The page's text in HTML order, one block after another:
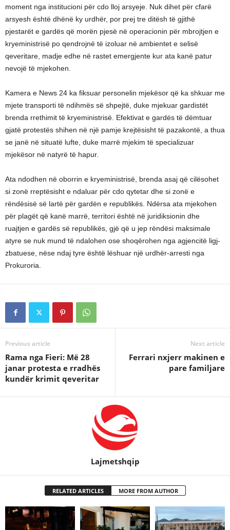
moment nga institucioni për cdo lloj arsyeje. Nuk dihet për cfarë
arsyesh është dhënë ky urdhër, por prej tre ditësh të gjithë
pjestarët e gardës që morën pjesë në operacionin për mbrojtjen e
kryeministrisë po qendrojnë të izoluar në ambientet e selisë
qeveritare, madje edhe në rastet emergjente kur ata kanë patur
nevojë të mjekohen.
Kamera e News 24 ka fiksuar personelin mjekësor që ka shkuar me
mjete transporti të ndihmës së shpejtë, duke mjekuar gardistët
brenda rrethimit të kryeministrisë. Efektivat e gardës të dëmtuar
gjatë protestës shihen në një pamje krejtësisht të pazakontë, a thua
se janë në situatë lufte, duke marrë mjekim të specializuar
mjekësor në natyrë të hapur.
Ata ndodhen në oborrin e kryeministrisë, brenda asaj që cilësohet
si zonë rreptësisht e ndaluar për cdo qytetar dhe si zonë e
rëndësisë së lartë për gardën e republikës. Ndërsa ata mjekohen
për plagët që kanë marrë, territori është në juridiksionin dhe
ruajtjen e gardës së republikës, gjë që u jep rëndësi maksimale
atyre se nuk mund të ndalohen ose shoqërohen nga agjencitë ligj-
zbatuese, nëse ndaj tyre është lëshuar një urdhër-arresti nga
Prokuroria.
Previous article
Rama nga Fieri: Më 28
janar protesta e rradhës
kundër krimit qeveritar
Next article
Ferrari nxjerr makinen e
pare familjare
Lajmetshqip
RELATED ARTICLES MORE FROM AUTHOR